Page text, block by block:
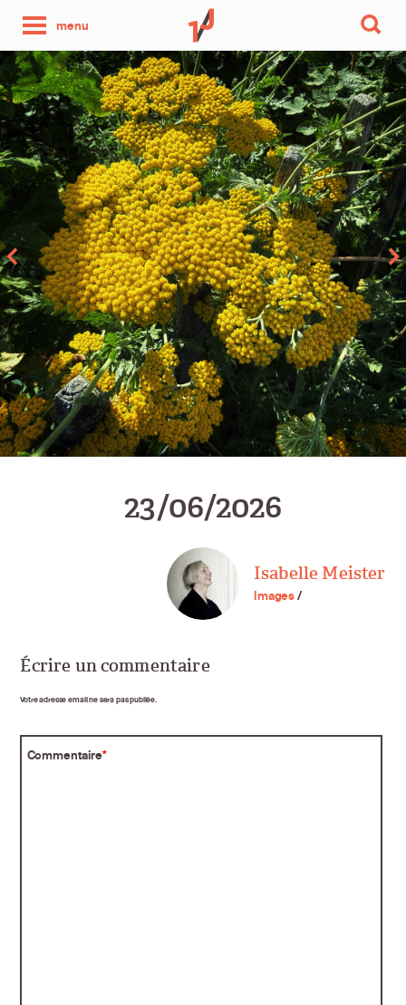
menu
photo
par
jour
23/06/2026
Isabelle Meister
Images/
Écrire un commentaire
Votre adresse email ne sera pas publiée.
Commentaire*